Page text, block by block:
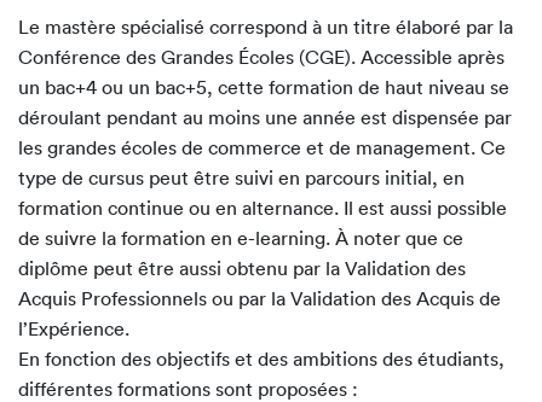
Le mastère spécialisé correspond à un titre élaboré par la
Conférence des Grandes Écoles (CGE). Accessible après
un bac+4 ou un bac+5, cette formation de haut niveau se
déroulant pendant au moins une année est dispensée par
les grandes écoles de commerce et de management. Ce
type de cursus peut être suivi en parcours initial, en
formation continue ou en alternance. Il est aussi possible
de suivre la formation en e-learning. À noter que ce
diplôme peut être aussi obtenu par la Validation des
Acquis Professionnels ou par la Validation des Acquis de
l’Expérience.
En fonction des objectifs et des ambitions des étudiants,
différentes formations sont proposées :